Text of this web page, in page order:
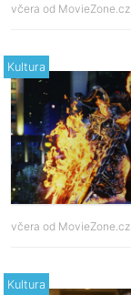
včera od MovieZone.cz
Kultura
včera od MovieZone.cz
Kultura